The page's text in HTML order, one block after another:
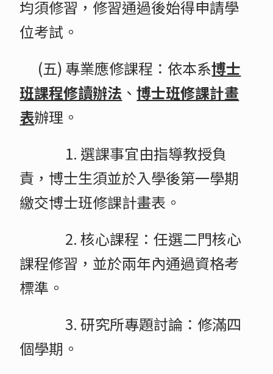
均須修習，修習通過後始得申請學
位考試。
(五) 專業應修課程：依本系博士
班課程修讀辦法 、博士班修課計畫
表辦理。
1. 選課事宜由指導教授負
責，博士生須並於入學後第一學期
繳交博士班修課計畫表。
2. 核心課程：任選二門核心
課程修習，並於兩年內通過資格考
標準。
3. 研究所專題討論：修滿四
個學期。